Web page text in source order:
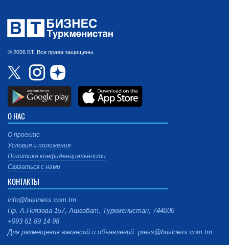
© 2026 БТ. Все права защищены.
О НАС
О проекте
Условия и положения
Политика конфиденциальности
Связаться с нами
КОНТАКТЫ
info@business.com.tm
Пр. А.Ниязова 157, Ашгабат, Туркменистан, 744000
+993 61 89 14 98
Для размещения вакансий и объявлений: press@business.com.tm